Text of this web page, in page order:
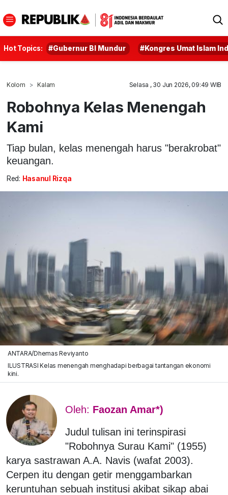
Hot Topics: #Gubernur BI Mundur #Kongres Umat Islam
Kolom Kalam Selasa , 30 Jun 2026, 09:49 WIB
Robohnya Kelas Menengah
Kami
Tiap bulan, kelas menengah harus "berakrobat"
keuangan.
Red: Hasanul Rizqa
ANTARA/Dhemas Reviyanto
ILUSTRASI Kelas menengah menghadapi berbagai tantangan ekonomi
kini.
Oleh: Faozan Amar*)
Judul tulisan ini terinspirasi
"Robohnya Surau Kami" (1955)
karya sastrawan A.A. Navis (wafat 2003).
Cerpen itu dengan getir menggambarkan
keruntuhan sebuah institusi akibat sikap abai